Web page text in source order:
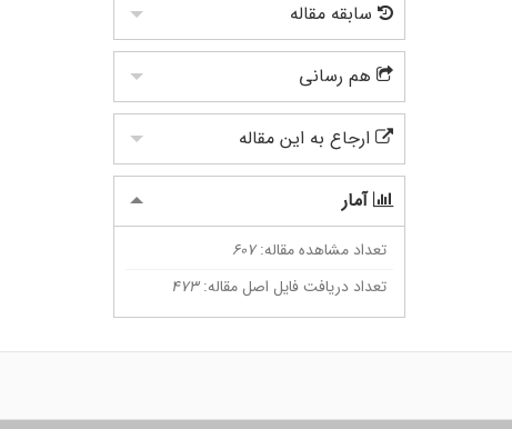
سابقه مقاله
هم رسانی
ارجاع به این مقاله
آمار
تعداد مشاهده مقاله:607
تعداد دریافت فایل اصل مقاله:473